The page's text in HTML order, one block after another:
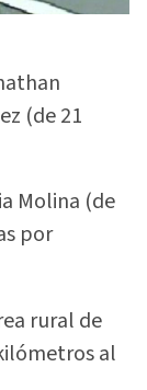
(de 21
Molina (de
por
rural de
al